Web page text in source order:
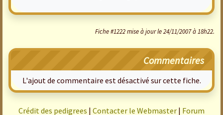
Fiche #1222 mise à jour le 24/11/2007 à 18h22.
Commentaires
L'ajout de commentaire est désactivé sur cette fiche.
Crédit des pedigrees | Contacter le Webmaster | Forum